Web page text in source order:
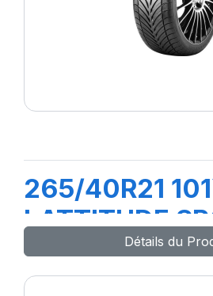
265/40R21
LATTITUDE
(N0)
Détails du